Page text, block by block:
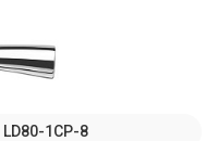
1CP-8